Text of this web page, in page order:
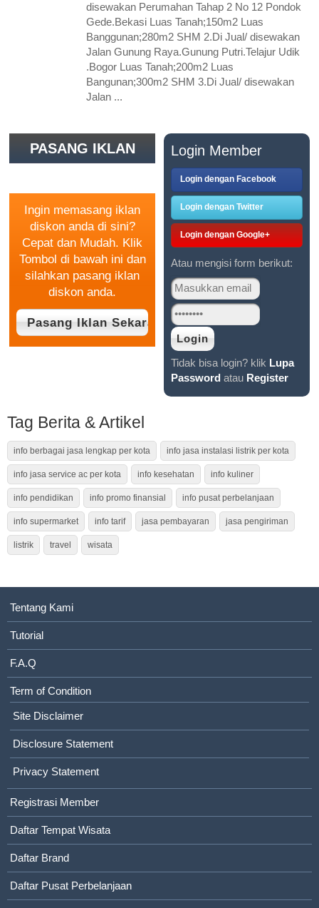
disewakan Perumahan Tahap 2 No 12 Pondok
Gede.Bekasi Luas Tanah;150m2 Luas
Banggunan;280m2 SHM 2.Di Jual/ disewakan
Jalan Gunung Raya.Gunung Putri.Telajur Udik
.Bogor Luas Tanah;200m2 Luas
Bangunan;300m2 SHM 3.Di Jual/ disewakan
Jalan ...
PASANG IKLAN
Ingin memasang iklan
diskon anda di sini?
Cepat dan Mudah. Klik
Tombol di bawah ini dan
silahkan pasang iklan
diskon anda.
Login Member
Login dengan Facebook
Login dengan Twitter
Login dengan Google+
Atau mengisi form berikut:
Tidak bisa login? klik Lupa
Password atau Register
Tag Berita & Artikel
info berbagai jasa lengkap per kota info jasa instalasi listrik per kota
info jasa service ac per kota info kesehatan info kuliner
info pendidikan info promo finansial info pusat perbelanjaan
info supermarket info tarif jasa pembayaran jasa pengiriman
listrik travel wisata
Tentang Kami
Tutorial
F.A.Q
Term of Condition
Site Disclaimer
Disclosure Statement
Privacy Statement
Registrasi Member
Daftar Tempat Wisata
Daftar Brand
Daftar Pusat Perbelanjaan